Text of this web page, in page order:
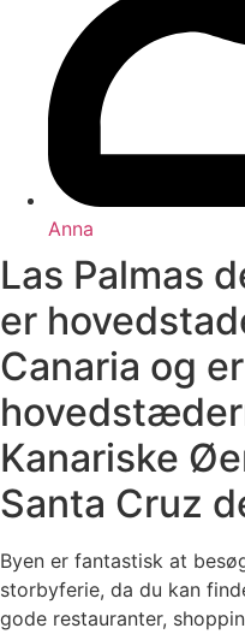
Anna
Las Palmas
er
Canaria og
Kanariske
Santa Cruz
Byen er fantastisk at
storbyferie, da du kan
gode restauranter,